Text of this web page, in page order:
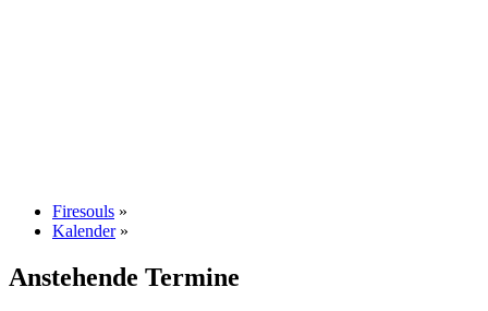
Firesouls »
Kalender »
Anstehende Termine